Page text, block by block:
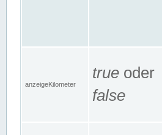
anzeigeKilometer
true oder
false